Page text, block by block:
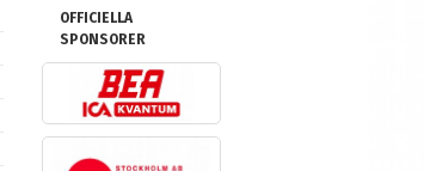
OFFICIELLA
SPONSORER